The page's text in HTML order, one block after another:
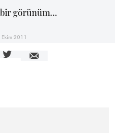
bir görünüm...
2011